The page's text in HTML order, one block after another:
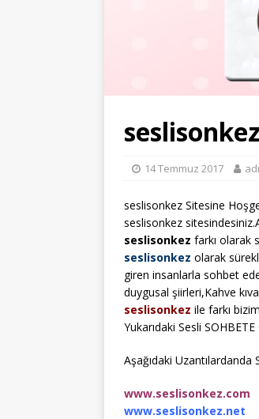
seslisonkez
14 Temmuz 2017
seslisonkez Sitesine
seslisonkez
seslisonkez farkı olarak
seslisonkez olarak
giren insanlarla sohbet
duygusal şiirleri,Kahve
seslisonkez ile farkı
Yukarıdaki Sesli
Aşağıdaki Uzantılardanda
www.seslisonkez.com
www.seslisonkez.net